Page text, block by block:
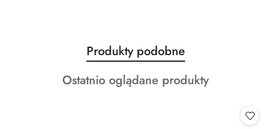
Pomiń karuzelę produktów
Produkty
o
statusie:
Produkty podobne
Produkty
Ostatnio oglądane produkty